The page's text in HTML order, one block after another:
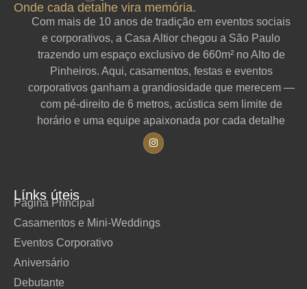
Onde cada detalhe vira memória.
Com mais de 10 anos de tradição em eventos sociais
e corporativos, a Casa Altior chegou a São Paulo
trazendo um espaço exclusivo de 660m² no Alto de
Pinheiros. Aqui, casamentos, festas e eventos
corporativos ganham a grandiosidade que merecem —
com pé-direito de 6 metros, acústica sem limite de
horário e uma equipe apaixonada por cada detalhe
Línks úteis
Página Principal
Casamentos e Mini-Weddings
Eventos Corporativo
Aniversário
Debutante